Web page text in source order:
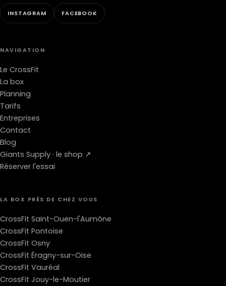
INSTAGRAM FACEBOOK
NAVIGATION
Le CrossFit
La box
Planning
Tarifs
Entreprises
Contact
Blog
Giants Supply · le shop ↗
Réserver l'essai
LA BOX PRÈS DE CHEZ VOUS
CrossFit Saint-Ouen-l'Aumône
CrossFit Pontoise
CrossFit Osny
CrossFit Éragny-sur-Oise
CrossFit Vauréal
CrossFit Jouy-le-Moutier